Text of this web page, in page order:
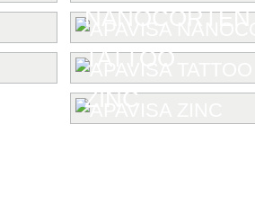
NANOCORTEN
TATTOO
ZINC